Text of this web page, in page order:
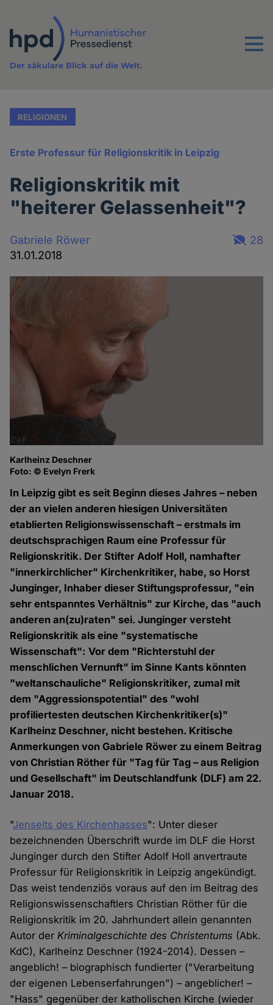
Inhalt
Menu
Der säkulare Blick auf die Welt.
RELIGIONEN
Erste Professur für Religionskritik in Leipzig
Religionskritik mit
"heiterer Gelassenheit"?
Gabriele Röwer
31.01.2018
28
Karlheinz Deschner
Foto: © Evelyn Frerk
In Leipzig gibt es seit Beginn dieses Jahres – neben
der an vielen anderen hiesigen Universitäten
etablierten Religionswissenschaft – erstmals im
deutschsprachigen Raum eine Professur für
Religionskritik. Der Stifter Adolf Holl, namhafter
"innerkirchlicher" Kirchenkritiker, habe, so Horst
Junginger, Inhaber dieser Stiftungsprofessur, "ein
sehr entspanntes Verhältnis" zur Kirche, das "auch
anderen an(zu)raten" sei. Junginger versteht
Religionskritik als eine "systematische
Wissenschaft": Vor dem "Richterstuhl der
menschlichen Vernunft" im Sinne Kants könnten
"weltanschauliche" Religionskritiker, zumal mit
dem "Aggressionspotential" des "wohl
profiliertesten deutschen Kirchenkritiker(s)"
Karlheinz Deschner, nicht bestehen. Kritische
Anmerkungen von Gabriele Röwer zu einem Beitrag
von Christian Röther für "Tag für Tag – aus Religion
und Gesellschaft" im Deutschlandfunk (DLF) am 22.
Januar 2018.
"Jenseits des Kirchenhasses": Unter dieser
bezeichnenden Überschrift wurde im DLF die Horst
Junginger durch den Stifter Adolf Holl anvertraute
Professur für Religionskritik in Leipzig angekündigt.
Das weist tendenziös voraus auf den im Beitrag des
Religionswissenschaftlers Christian Röther für die
Religionskritik im 20. Jahrhundert allein genannten
Autor derKriminalgeschichte des Christentums (Abk.
KdC), Karlheinz Deschner (1924-2014). Dessen –
angeblich! – biographisch fundierter ("Verarbeitung
der eigenen Lebenserfahrungen") – angeblicher! –
"Hass" gegenüber der katholischen Kirche (wieder